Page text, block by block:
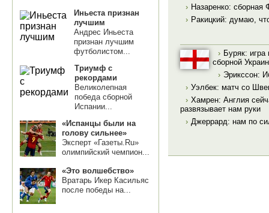
Иньеста признан
лучшим
Андрес Иньеста
признан лучшим
футболистом...
Триумф с
рекордами
Великолепная
победа сборной
Испании...
«Испанцы были на
голову сильнее»
Эксперт «Газеты.Ru»
олимпийский чемпион...
«Это волшебство»
Вратарь Икер Касильяс
после победы на...
› Назаренко: сборная
› Ракицкий: думаю,
› Буряк:
сборной
› Эрикссон:
› Уэлбек: матч со
› Хамрен: Англия
развязывает нам руки
› Джеррард: нам по